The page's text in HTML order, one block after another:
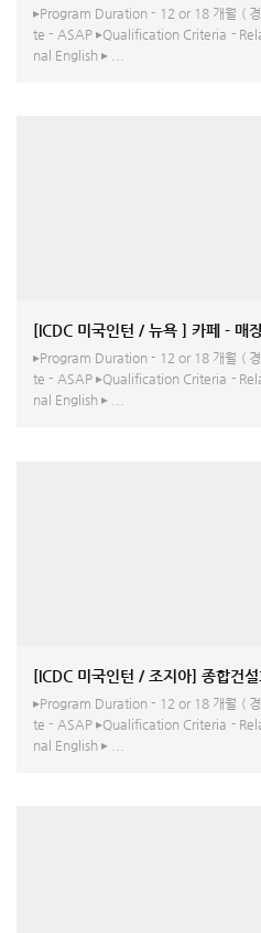
▸Program Duration - 12 or 18 개월 (
te - ASAP ▸Qualification Criteria -
nal English ▸ ...
[ICDC 미국인턴
▸Program Duration - 12 or 18 개월 (
te - ASAP ▸Qualification Criteria -
nal English ▸ ...
[ICDC 미국인턴 / 조지아] 종합건
▸Program Duration - 12 or 18 개월 (
te - ASAP ▸Qualification Criteria -
nal English ▸ ...